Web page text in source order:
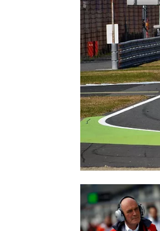
INDYCAR
WEC